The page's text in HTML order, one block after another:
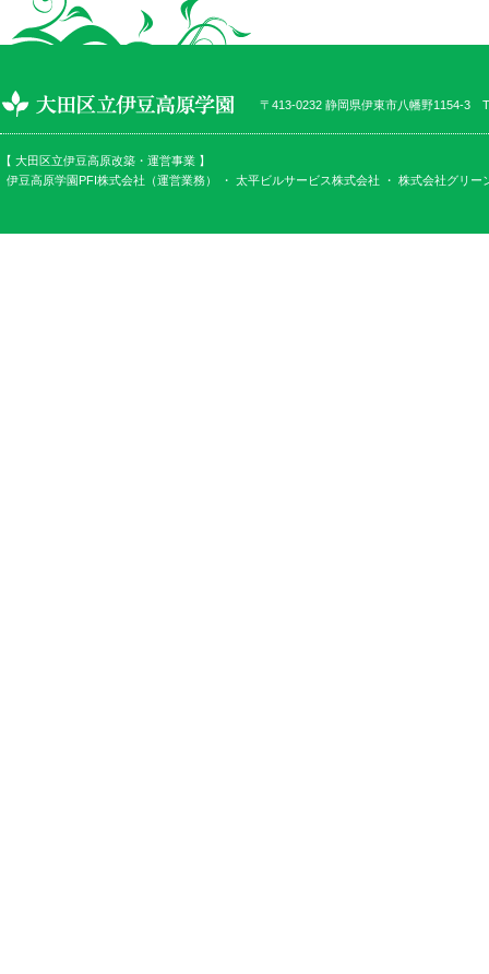
〒413-0232 静岡県伊東市八幡野1154-3
【 大田区立伊豆高原改築・運営事業 】
伊豆高原学園PFI株式会社（運営業務） ・ 太平ビルサービス株式会社 ・ 株式会社グリー